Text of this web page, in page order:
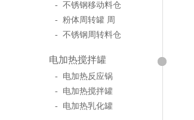
- 不锈钢移动料仓
- 粉体周转罐 周
- 不锈钢周转料仓
电加热搅拌罐
- 电加热反应锅
- 电加热搅拌罐
- 电加热乳化罐